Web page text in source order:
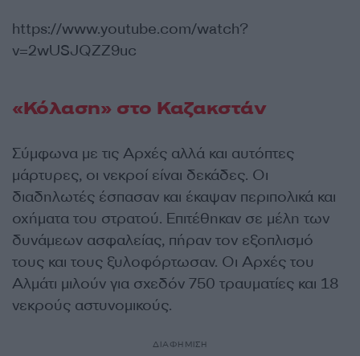
https://www.youtube.com/watch?
v=2wUSJQZZ9uc
«Κόλαση» στο Καζακστάν
Σύμφωνα με τις Αρχές αλλά και αυτόπτες
μάρτυρες, οι νεκροί είναι δεκάδες. Οι
διαδηλωτές έσπασαν και έκαψαν περιπολικά και
οχήματα του στρατού. Επιτέθηκαν σε μέλη των
δυνάμεων ασφαλείας, πήραν τον εξοπλισμό
τους και τους ξυλοφόρτωσαν. Οι Αρχές του
Αλμάτι μιλούν για σχεδόν 750 τραυματίες και 18
νεκρούς αστυνομικούς.
ΔΙΑΦΗΜΙΣΗ